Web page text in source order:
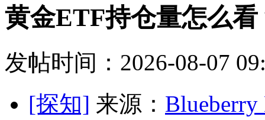
黄金ETF持仓量怎么
发帖时间：2026-08-07
[探知] 来源：